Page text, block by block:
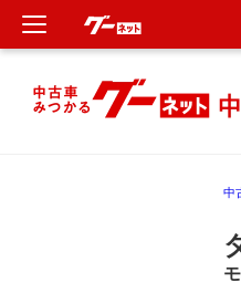
中
新車